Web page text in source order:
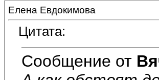
Елена Евдокимова
Цитата:
Сообщение от